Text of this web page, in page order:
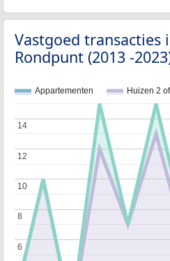
Vastgoed transacties
Rondpunt (2013 -
Appartementen Huizen 2
6
6
8
8
10
10
12
12
14
14